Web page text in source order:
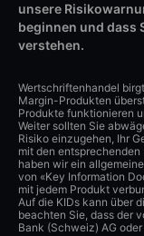
unsere
beginnen und dass
verstehen.
Wertschriftenhandel
Margin-Produkten
Produkte funktionieren
Weiter sollten Sie
Risiko einzugehen, Ihr
mit den
haben wir ein
von «Key Information
mit jedem Produkt
Auf die KIDs kann über
beachten Sie, dass der
Bank (Schweiz) AG